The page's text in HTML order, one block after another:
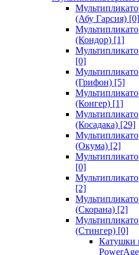
(Абу Гарсия) [0]
(Кондор) [1]
[0]
(Грифон) [5]
(Конгер) [1]
(Косадака) [29]
(Окума) [2]
[0]
[2]
(Скорана) [2]
(Стингер) [0]
Катушки